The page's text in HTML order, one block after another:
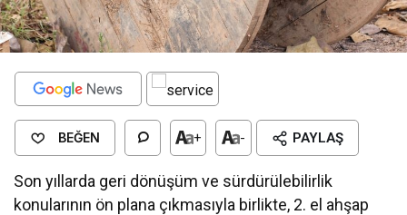
BEĞEN + - PAYLAŞ
Son yıllarda geri dönüşüm ve sürdürülebilirlik
konularının ön plana çıkmasıyla birlikte, 2. el ahşap